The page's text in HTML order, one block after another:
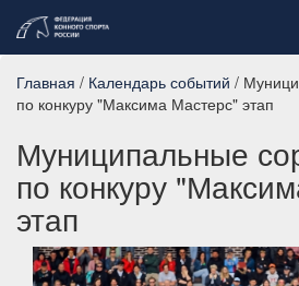
Главная / Календарь событий /
по конкуру "Максима Мастерс" этап
Муниципальные
по конкуру
этап